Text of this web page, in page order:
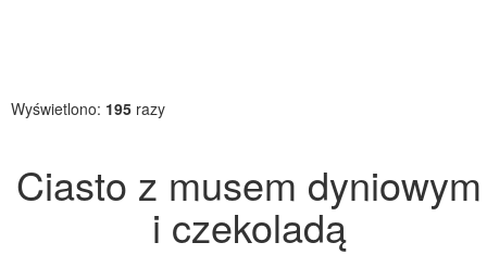
Wyświetlono: 195 razy
Ciasto z musem dyniowym
i czekoladą